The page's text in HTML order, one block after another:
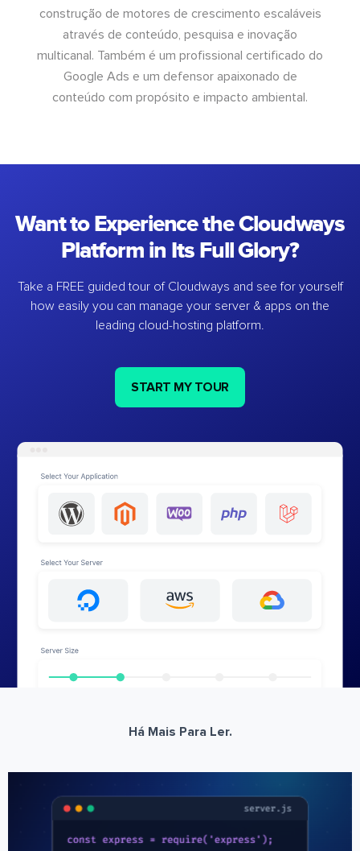
construção de motores de crescimento escaláveis
através de conteúdo, pesquisa e inovação
multicanal. Também é um profissional certificado do
Google Ads e um defensor apaixonado de
conteúdo com propósito e impacto ambiental.
Want to Experience the Cloudways
Platform in Its Full Glory?
Take a FREE guided tour of Cloudways and see for yourself
how easily you can manage your server & apps on the
leading cloud-hosting platform.
START MY TOUR
Há Mais Para Ler.